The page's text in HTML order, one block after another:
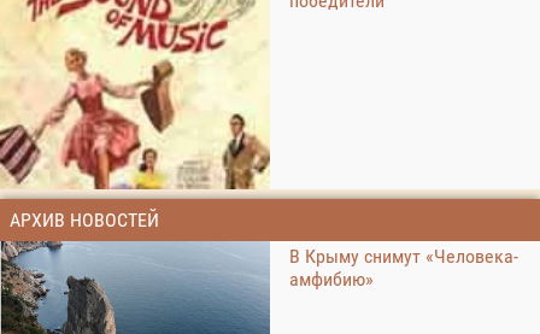
АРХИВ НОВОСТЕЙ
В Крыму снимут «Человека-
амфибию»